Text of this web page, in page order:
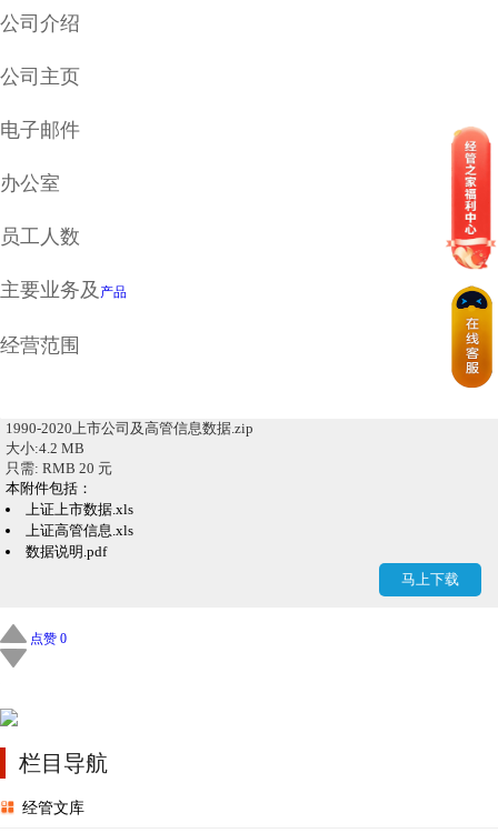
公司介绍
公司主页
电子邮件
办公室
员工人数
主要业务及 产品
经营范围
1990-2020上市公司及高管信息数据.zip
大小:4.2 MB
只需: RMB 20 元
马上下载
本附件包括：
上证上市数据.xls
上证高管信息.xls
数据说明.pdf
点赞 0
栏目导航
经管文库